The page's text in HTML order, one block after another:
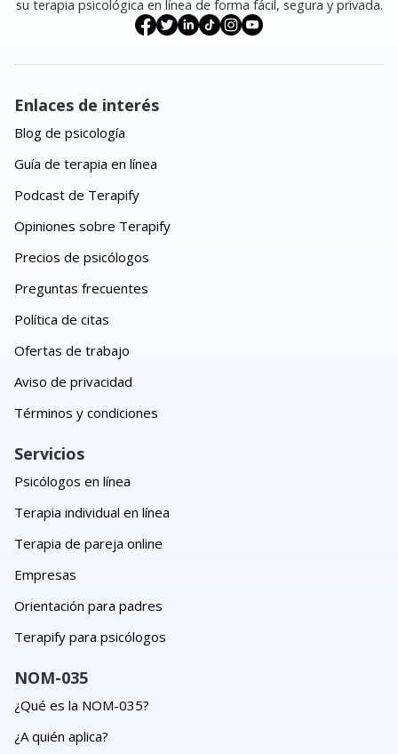
su terapia psicológica en línea de forma fácil, segura y privada.
Enlaces de interés
Blog de psicología
Guía de terapia en línea
Podcast de Terapify
Opiniones sobre Terapify
Precios de psicólogos
Preguntas frecuentes
Política de citas
Ofertas de trabajo
Aviso de privacidad
Términos y condiciones
Servicios
Psicólogos en línea
Terapia individual en línea
Terapia de pareja online
Empresas
Orientación para padres
Terapify para psicólogos
NOM-035
¿Qué es la NOM-035?
¿A quién aplica?